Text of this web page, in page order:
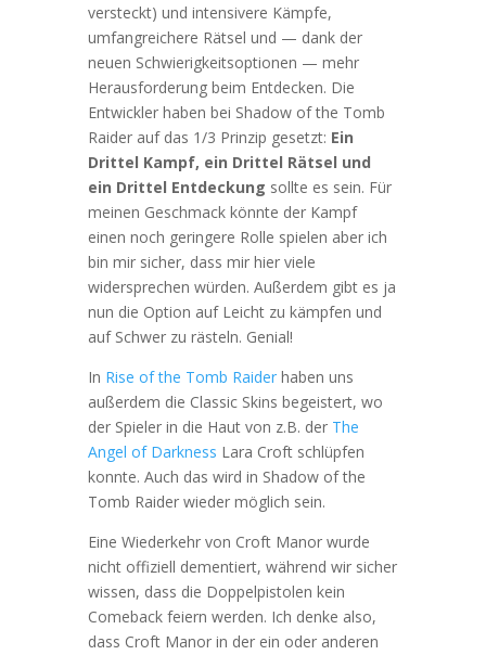
versteckt) und intensivere Kämpfe,
umfangreichere Rätsel und — dank der
neuen Schwierigkeitsoptionen — mehr
Herausforderung beim Entdecken. Die
Entwickler haben bei Shadow of the Tomb
Raider auf das 1/3 Prinzip gesetzt: Ein
Drittel Kampf, ein Drittel Rätsel und
ein Drittel Entdeckung sollte es sein. Für
meinen Geschmack könnte der Kampf
einen noch geringere Rolle spielen aber ich
bin mir sicher, dass mir hier viele
widersprechen würden. Außerdem gibt es ja
nun die Option auf Leicht zu kämpfen und
auf Schwer zu rästeln. Genial!
In Rise of the Tomb Raiderhaben uns
außerdem die Classic Skins begeistert, wo
der Spieler in die Haut von z.B. der The
Angel of Darkness Lara Croft schlüpfen
konnte. Auch das wird in Shadow of the
Tomb Raider wieder möglich sein.
Eine Wiederkehr von Croft Manor wurde
nicht offiziell dementiert, während wir sicher
wissen, dass die Doppelpistolen kein
Comeback feiern werden. Ich denke also,
dass Croft Manor in der ein oder anderen